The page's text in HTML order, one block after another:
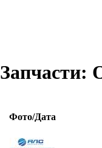
Запчасти:
Фото/Дата